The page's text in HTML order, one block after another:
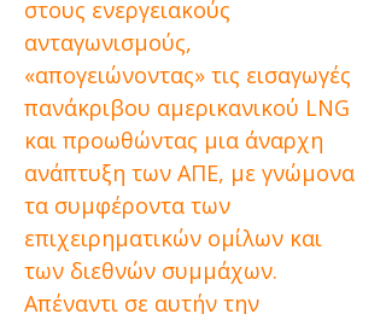
στους ενεργειακούς
ανταγωνισμούς,
«απογειώνοντας» τις εισαγωγές
πανάκριβου αμερικανικού LNG
και προωθώντας μια άναρχη
ανάπτυξη των ΑΠΕ, με γνώμονα
τα συμφέροντα των
επιχειρηματικών ομίλων και
των διεθνών συμμάχων.
Απέναντι σε αυτήν την